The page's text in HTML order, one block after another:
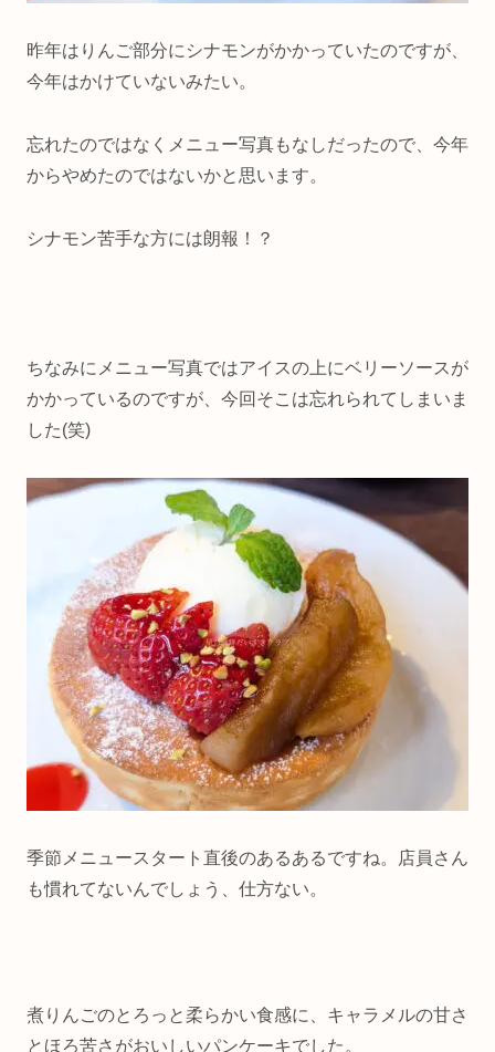
昨年はりんご部分にシナモンがかかっていたのですが、
今年はかけていないみたい。
忘れたのではなくメニュー写真もなしだったので、今年
からやめたのではないかと思います。
シナモン苦手な方には朗報！？
ちなみにメニュー写真ではアイスの上にベリーソースが
かかっているのですが、今回そこは忘れられてしまいま
した(笑)
季節メニュースタート直後のあるあるですね。店員さん
も慣れてないんでしょう、仕方ない。
煮りんごのとろっと柔らかい食感に、キャラメルの甘さ
とほろ苦さがおいしいパンケーキでした。